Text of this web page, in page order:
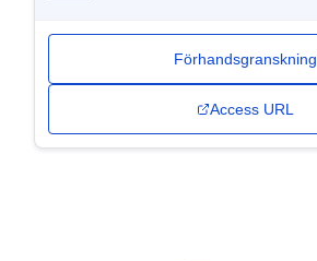
Förhandsgranskning
Access URL